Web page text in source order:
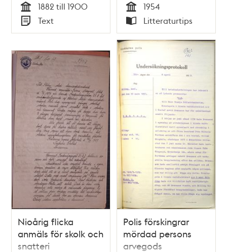
Tid
1882 till 1900
Typ
Text Tid
1954
Typ
Litteraturtips
Nioårig flicka
anmäls för skolk och
snatteri
Polis förskingrar
mördad persons
arvegods